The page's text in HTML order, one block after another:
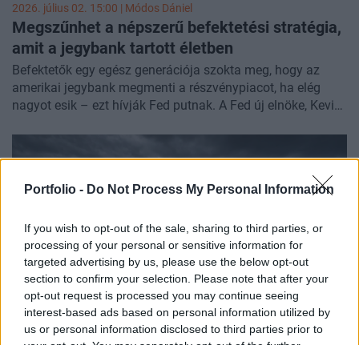
Portfolio - Do Not Process My Personal Information
If you wish to opt-out of the sale, sharing to third parties, or
processing of your personal or sensitive information for
targeted advertising by us, please use the below opt-out
section to confirm your selection. Please note that after your
opt-out request is processed you may continue seeing
interest-based ads based on personal information utilized by
us or personal information disclosed to third parties prior to
2026. július 02. 15:00 | Módos Dániel
Megszűnhet a népszerű befektetési stratégia,
amit a jegybank tartott életben
Befektetők egy egész generációja szokta meg, hogy az
amerikai jegybank megmenti a részvénypiacot, ha elég
nagyot esik – ezt hívják Fed putnak. A Fed új elnöke, Kevin
vajon tényleg megszűnik a jegybanki védőháló? Ez lesz az
a kérdés, amit a következő hét év minden tőzsdei esése
közben feltesznek majd a befektetők.
2026. július 02. 14:38 | Portfolio